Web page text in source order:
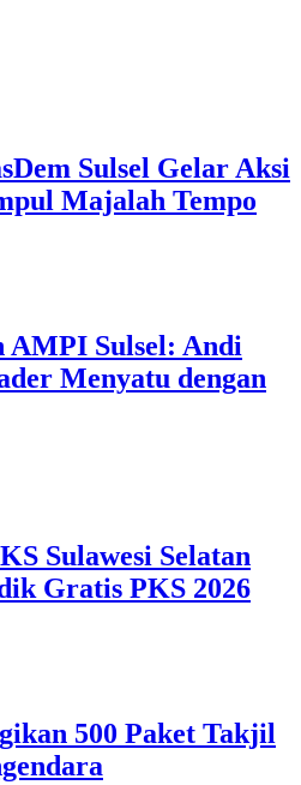
Sulsel Gelar Aksi
Majalah Tempo
AMPI Sulsel: Andi
Menyatu dengan
Sulawesi Selatan
Gratis PKS 2026
500 Paket Takjil